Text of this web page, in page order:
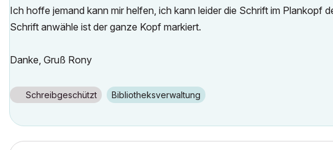
Ich hoffe jemand kann mir helfen, ich kann leider die Schrift im Plankopf
Schrift anwähle ist der ganze Kopf markiert.
Danke, Gruß Rony
Schreibgeschützt Bibliotheksverwaltung